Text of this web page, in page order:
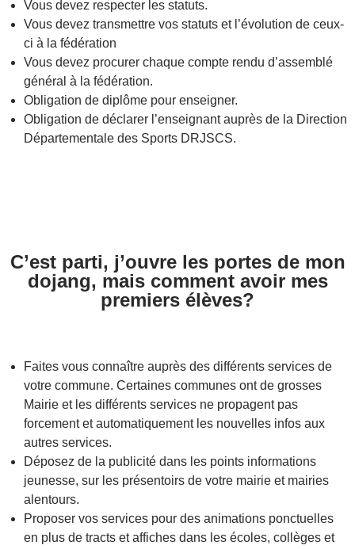
Vous devez respecter les statuts.
Vous devez transmettre vos statuts et l’évolution de ceux-
ci à la fédération
Vous devez procurer chaque compte rendu d’assemblé
général à la fédération.
Obligation de diplôme pour enseigner.
Obligation de déclarer l’enseignant auprès de la Direction
Départementale des Sports DRJSCS.
C’est parti, j’ouvre les portes de mon
dojang, mais comment avoir mes
premiers élèves?
Faites vous connaître auprès des différents services de
votre commune. Certaines communes ont de grosses
Mairie et les différents services ne propagent pas
forcement et automatiquement les nouvelles infos aux
autres services.
Déposez de la publicité dans les points informations
jeunesse, sur les présentoirs de votre mairie et mairies
alentours.
Proposer vos services pour des animations ponctuelles
en plus de tracts et affiches dans les écoles, collèges et